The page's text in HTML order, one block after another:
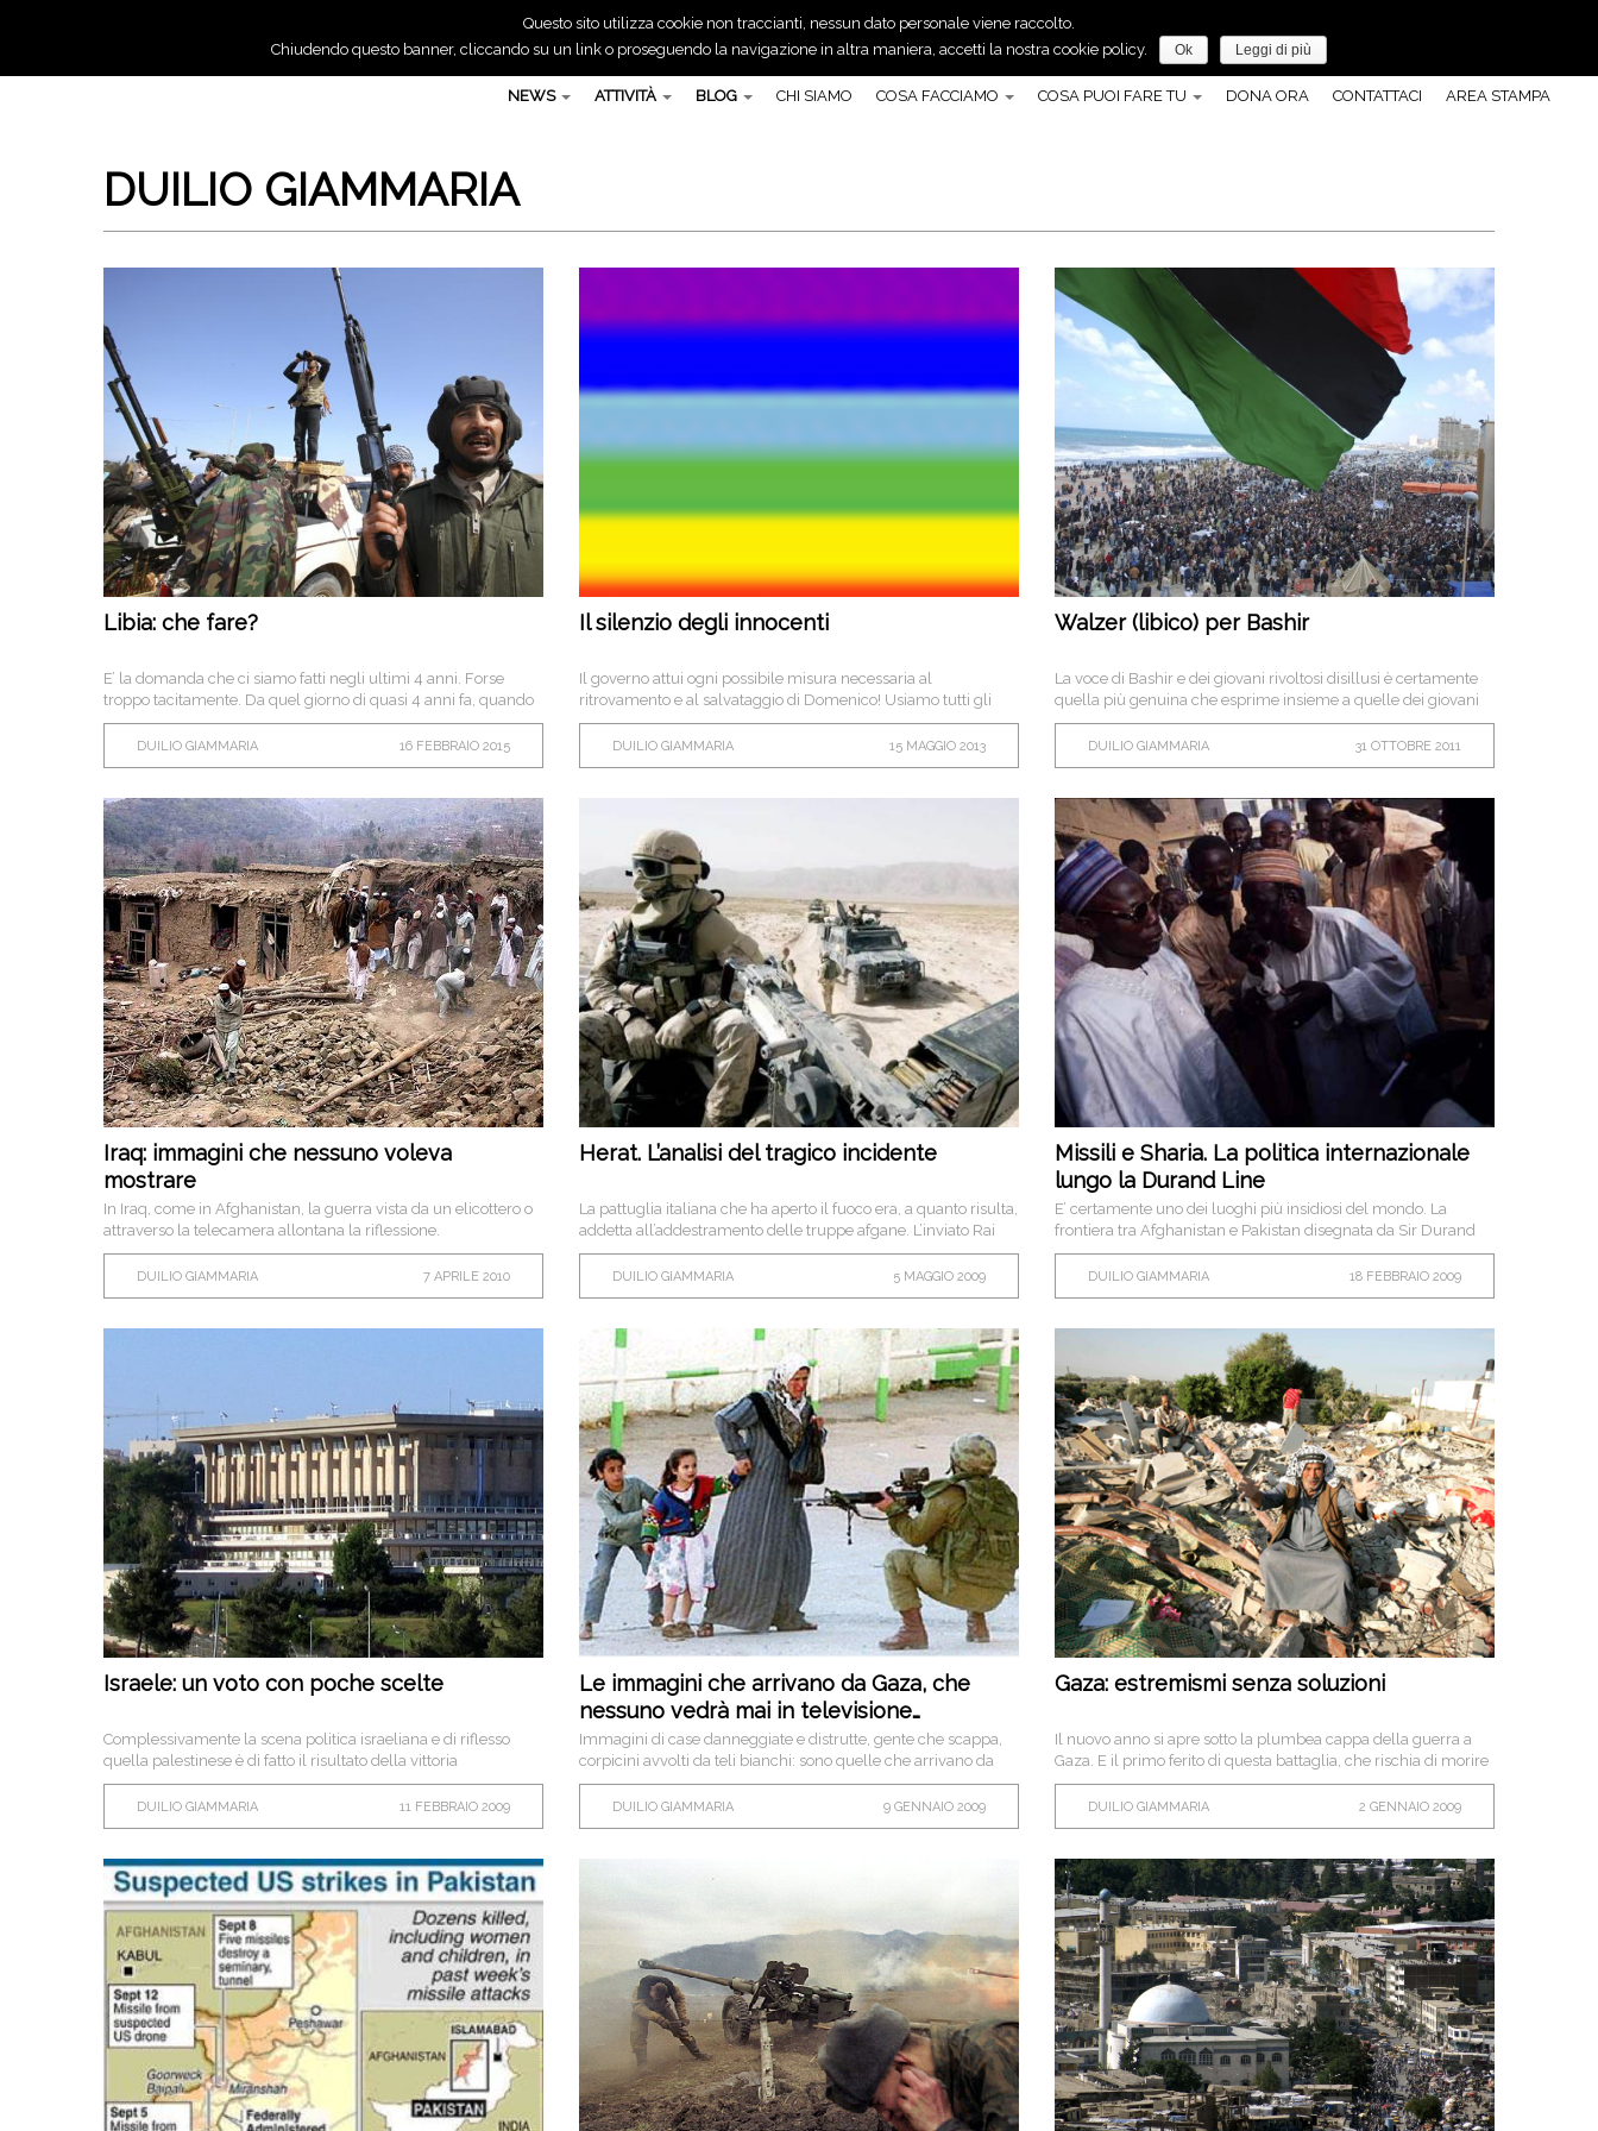
Anche tu, puoi fare molto per la pace!
NEWS ATTIVITÀ BLOG CHI SIAMO COSA FACCIAMO COSA PUOI FARE TU DONA ORA CONTATTACI AREA STAMPA
DUILIO GIAMMARIA
Libia: che fare?
E’ la domanda che ci siamo fatti negli ultimi 4 anni. Forse
troppo tacitamente. Da quel giorno di quasi 4 anni fa, quando
il primo raid aereo diede inizio alla guerra in Libia.
DUILIO GIAMMARIA 16 FEBBRAIO 2015
Il silenzio degli innocenti
Il governo attui ogni possibile misura necessaria al
ritrovamento e al salvataggio di Domenico! Usiamo tutti gli
strumenti necessari per riportarlo tra noi!
DUILIO GIAMMARIA 15 MAGGIO 2013
Walzer (libico) per Bashir
La voce di Bashir e dei giovani rivoltosi disillusi è certamente
quella più genuina che esprime insieme a quelle dei giovani
tunisini preoccupati della vittoria del partito islamisya Ennada,
il vero spirito delle rivolte arabe.
DUILIO GIAMMARIA 31 OTTOBRE 2011
Iraq: immagini che nessuno voleva
mostrare
In Iraq, come in Afghanistan, la guerra vista da un elicottero o
attraverso la telecamera allontana la riflessione.
DUILIO GIAMMARIA 7 APRILE 2010
Herat. L’analisi del tragico incidente
La pattuglia italiana che ha aperto il fuoco era, a quanto risulta,
addetta all’addestramento delle truppe afgane. L’inviato Rai
Duilio Giammaria commenta: "Ho assistito a molti
addestramenti di questo tipo. La comprensione di un paese è
una faccenda complessa".
DUILIO GIAMMARIA 5 MAGGIO 2009
Missili e Sharia. La politica internazionale
lungo la Durand Line
E’ certamente uno dei luoghi più insidiosi del mondo. La
frontiera tra Afghanistan e Pakistan disegnata da Sir Durand
era già un capolavoro di “realpolitik”…
DUILIO GIAMMARIA 18 FEBBRAIO 2009
Israele: un voto con poche scelte
Complessivamente la scena politica israeliana e di riflesso
quella palestinese è di fatto il risultato della vittoria
dell’opzione della forza, su quella del confronto politico.
DUILIO GIAMMARIA 11 FEBBRAIO 2009
Le immagini che arrivano da Gaza, che
nessuno vedrà mai in televisione…
Immagini di case danneggiate e distrutte, gente che scappa,
corpicini avvolti da teli bianchi: sono quelle che arrivano da
Gaza, quelle che non si vedono, perché sono troppo forti,
troppo orrende.
DUILIO GIAMMARIA 9 GENNAIO 2009
Gaza: estremismi senza soluzioni
Il nuovo anno si apre sotto la plumbea cappa della guerra a
Gaza. E il primo ferito di questa battaglia, che rischia di morire
è il processo di pace.
DUILIO GIAMMARIA 2 GENNAIO 2009
Questo sito utilizza cookie non traccianti, nessun dato personale viene raccolto.
Chiudendo questo banner, cliccando su un link o proseguendo la navigazione in altra maniera, accetti la nostra cookie policy.
Ok Leggi di più